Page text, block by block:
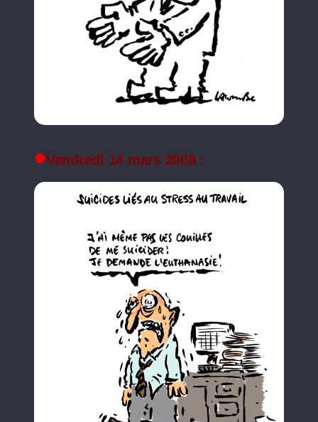
Vendredi 14 mars 2008 :